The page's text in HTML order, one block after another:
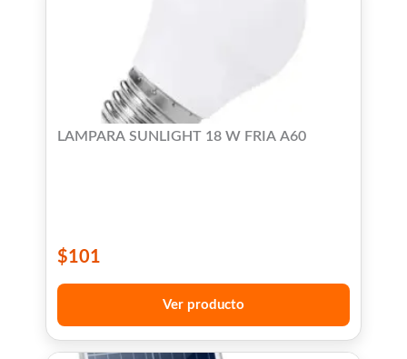
LAMPARA SUNLIGHT 18 W FRIA A60
$101
Ver producto